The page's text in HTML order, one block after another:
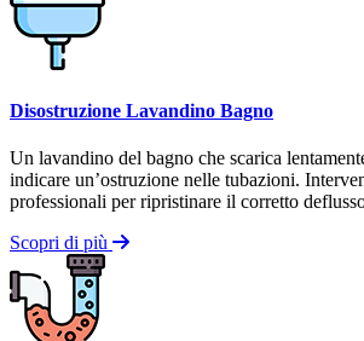
Disostruzione Lavandino Bagno
Un lavandino del bagno che scarica
indicare un’ostruzione nelle tubazioni.
professionali per ripristinare il corretto
Scopri di più